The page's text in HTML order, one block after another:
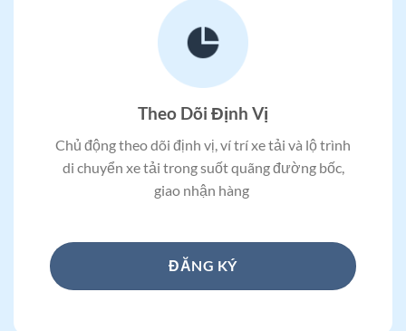
Theo Dõi Định Vị
Chủ động theo dõi định vị, ví trí xe tải và lộ trình
di chuyển xe tải trong suốt quãng đường bốc,
giao nhận hàng
ĐĂNG KÝ